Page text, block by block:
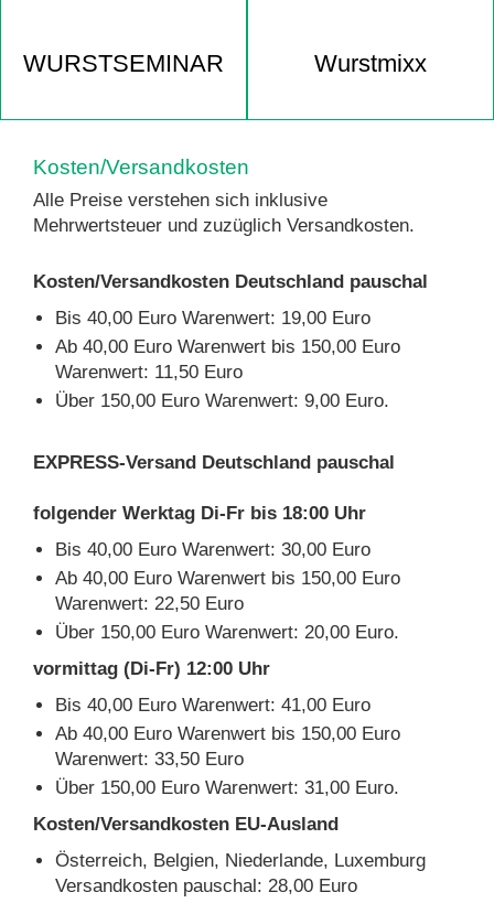
WURST­SEMINAR Wurstmixx
Kosten/Versandkosten
Alle Preise verstehen sich inklusive
Mehrwertsteuer und zuzüglich Versandkosten.
Kosten/Versandkosten Deutschland pauschal
Bis 40,00 Euro Warenwert: 19,00 Euro
Ab 40,00 Euro Warenwert bis 150,00 Euro
Warenwert: 11,50 Euro
Über 150,00 Euro Warenwert: 9,00 Euro.
EXPRESS-Versand Deutschland pauschal
folgender Werktag Di-Fr bis 18:00 Uhr
Bis 40,00 Euro Warenwert: 30,00 Euro
Ab 40,00 Euro Warenwert bis 150,00 Euro
Warenwert: 22,50 Euro
Über 150,00 Euro Warenwert: 20,00 Euro.
vormittag (Di-Fr) 12:00 Uhr
Bis 40,00 Euro Warenwert: 41,00 Euro
Ab 40,00 Euro Warenwert bis 150,00 Euro
Warenwert: 33,50 Euro
Über 150,00 Euro Warenwert: 31,00 Euro.
Kosten/Versandkosten EU-Ausland
Österreich, Belgien, Niederlande, Luxemburg
Versandkosten pauschal: 28,00 Euro